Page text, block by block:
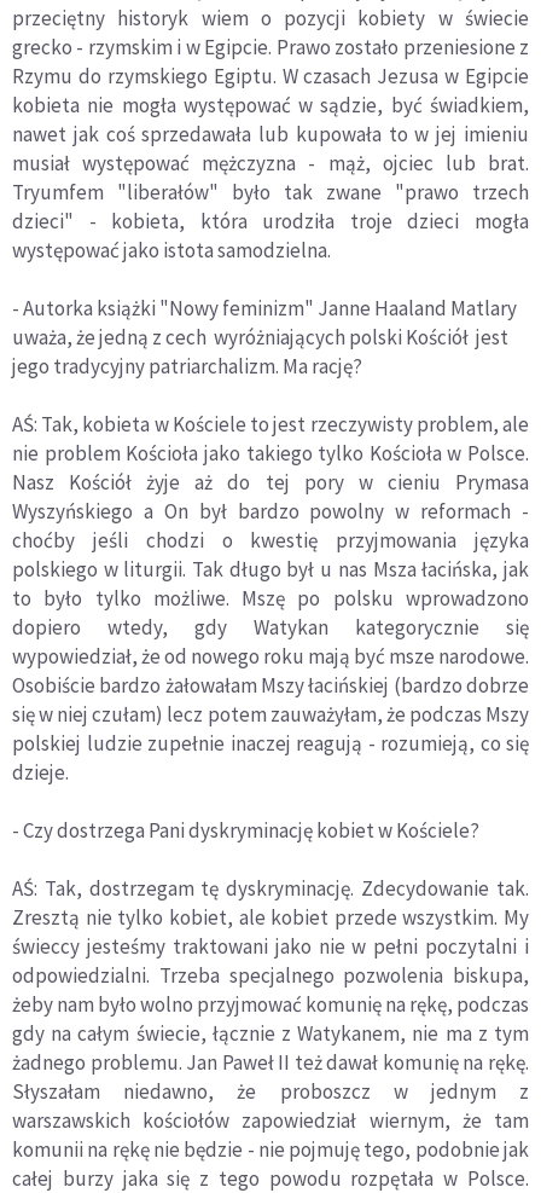
przeciętny historyk wiem o pozycji kobiety w świecie
grecko - rzymskim i w Egipcie. Prawo zostało przeniesione z
Rzymu do rzymskiego Egiptu. W czasach Jezusa w Egipcie
kobieta nie mogła występować w sądzie, być świadkiem,
nawet jak coś sprzedawała lub kupowała to w jej imieniu
musiał występować mężczyzna - mąż, ojciec lub brat.
Tryumfem "liberałów" było tak zwane "prawo trzech
dzieci" - kobieta, która urodziła troje dzieci mogła
występować jako istota samodzielna.
- Autorka książki "Nowy feminizm" Janne Haaland Matlary
uważa, że jedną z cech wyróżniających polski Kościół jest
jego tradycyjny patriarchalizm. Ma rację?
AŚ: Tak, kobieta w Kościele to jest rzeczywisty problem, ale
nie problem Kościoła jako takiego tylko Kościoła w Polsce.
Nasz Kościół żyje aż do tej pory w cieniu Prymasa
Wyszyńskiego a On był bardzo powolny w reformach -
choćby jeśli chodzi o kwestię przyjmowania języka
polskiego w liturgii. Tak długo był u nas Msza łacińska, jak
to było tylko możliwe. Mszę po polsku wprowadzono
dopiero wtedy, gdy Watykan kategorycznie się
wypowiedział, że od nowego roku mają być msze narodowe.
Osobiście bardzo żałowałam Mszy łacińskiej (bardzo dobrze
się w niej czułam) lecz potem zauważyłam, że podczas Mszy
polskiej ludzie zupełnie inaczej reagują - rozumieją, co się
dzieje.
- Czy dostrzega Pani dyskryminację kobiet w Kościele?
AŚ: Tak, dostrzegam tę dyskryminację. Zdecydowanie tak.
Zresztą nie tylko kobiet, ale kobiet przede wszystkim. My
świeccy jesteśmy traktowani jako nie w pełni poczytalni i
odpowiedzialni. Trzeba specjalnego pozwolenia biskupa,
żeby nam było wolno przyjmować komunię na rękę, podczas
gdy na całym świecie, łącznie z Watykanem, nie ma z tym
żadnego problemu. Jan Paweł II też dawał komunię na rękę.
Słyszałam niedawno, że proboszcz w jednym z
warszawskich kościołów zapowiedział wiernym, że tam
komunii na rękę nie będzie - nie pojmuję tego, podobnie jak
całej burzy jaka się z tego powodu rozpętała w Polsce.